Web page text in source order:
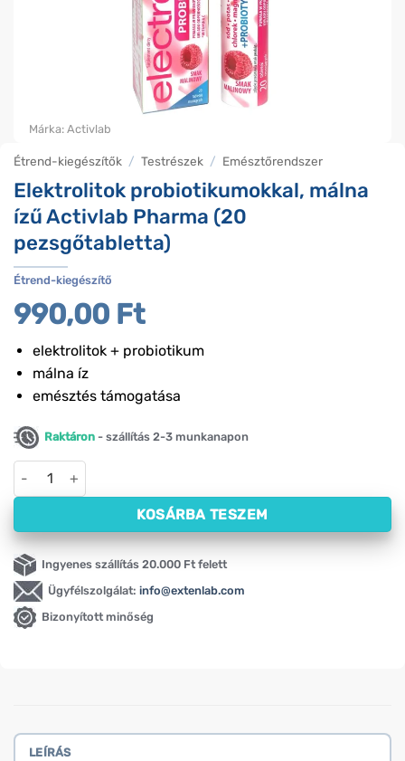
Étrend-kiegészítők / Testrészek / Emésztőrendszer
Elektrolitok probiotikumokkal, málna
ízű Activlab Pharma (20
pezsgőtabletta)
Étrend-kiegészítő
990,00 Ft
elektrolitok + probiotikum
málna íz
emésztés támogatása
Raktáron - szállítás 2-3 munkanapon
Elektrolitok probiotikumokkal, málna ízű Activlab Pharma (20
KOSÁRBA TESZEM
Ingyenes szállítás 20.000 Ft felett
Ügyfélszolgálat: info@extenlab.com
Bizonyított minőség
Márka: Activlab
LEÍRÁS